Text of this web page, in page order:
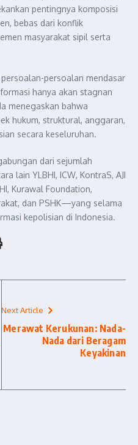
pentingnya komposisi
bebas dari konflik
masyarakat sipil serta
persoalan mendasar
hanya akan stagnan
menegaskan bahwa
hukum, struktural, anggaran,
secara keseluruhan.
dari sejumlah
lain YLBHI, ICW, KontraS, AJI
Kurawal Foundation,
dan PSHK—yang selama
kepolisian di Indonesia.
Next Article
Merawat Kerukunan: Nada-
Nada dari Beragam
Keyakinan